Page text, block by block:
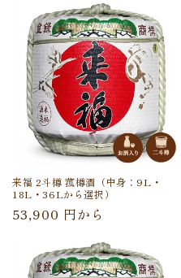
来福 2斗樽 菰樽酒（中身：9L・
18L・36Lから選択）
通
53,900 円から